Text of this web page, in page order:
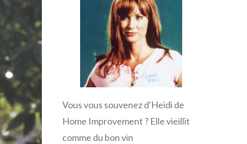
Vous vous souvenez d'Heidi de
Home Improvement ? Elle vieillit
comme du bon vin